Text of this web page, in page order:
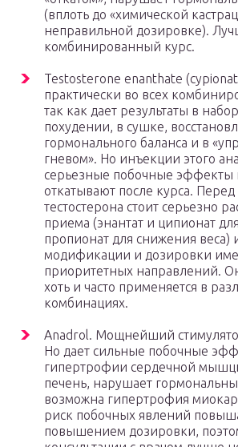
(вплоть до «химической
неправильной дозировке).
комбинированный курс.
Testosterone enanthate
практически во всех
так как дает результаты в
похудении, в сушке,
гормонального баланса и в
гневом». Но инъекции этого
серьезные побочные эффекты
откатывают после курса.
тестостерона стоит серьезно
приема (энантат и ципионат
пропионат для снижения веса)
модификации и дозировки
приоритетных направлений.
хоть и часто применяется в
комбинациях.
Anadrol. Мощнейший
Но дает сильные побочные
гипертрофии сердечной
печень, нарушает
возможна гипертрофия
риск побочных явлений
повышением дозировки,